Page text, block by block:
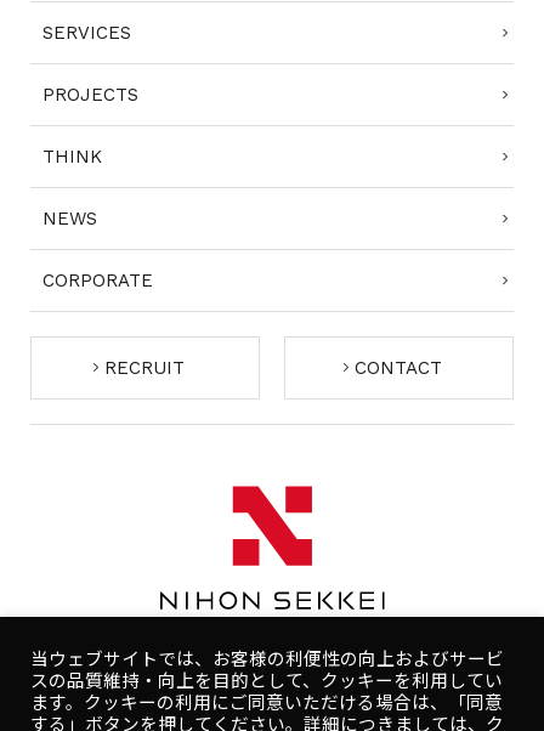
SERVICES
PROJECTS
THINK
NEWS
CORPORATE
RECRUIT CONTACT
当ウェブサイトでは、お客様の利便性の向上およびサービ
スの品質維持・向上を目的として、クッキーを利用してい
ます。クッキーの利用にご同意いただける場合は、「同意
する」ボタンを押してください。詳細につきましては、ク